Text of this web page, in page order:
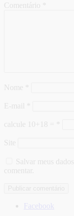
Comentário
Nome
E-mail
calcule 10+18 =
Site
Salvar meus
comentar.
Facebook